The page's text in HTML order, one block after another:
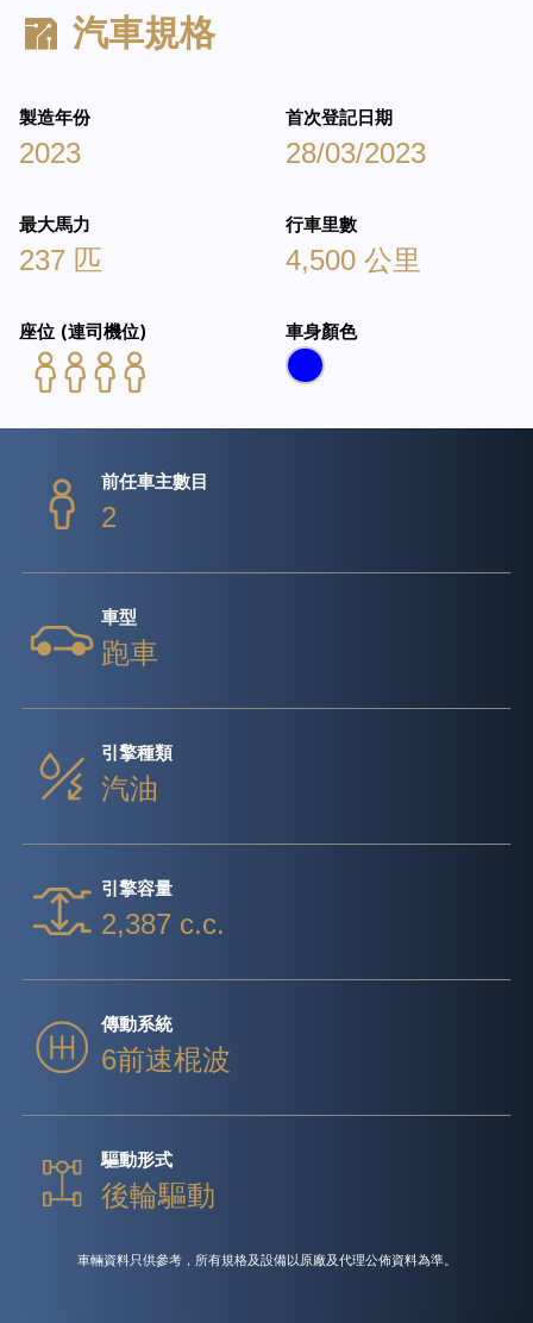
汽車規格
製造年份
2023
首次登記日期
28/03/2023
最大馬力
237 匹
行車里數
4,500 公里
座位 (連司機位) 車身顏色
前任車主數目
2
車型
跑車
引擎種類
汽油
引擎容量
2,387 c.c.
傳動系統
6前速棍波
驅動形式
後輪驅動
車輛資料只供參考，所有規格及設備以原廠及代理公佈資料為準。